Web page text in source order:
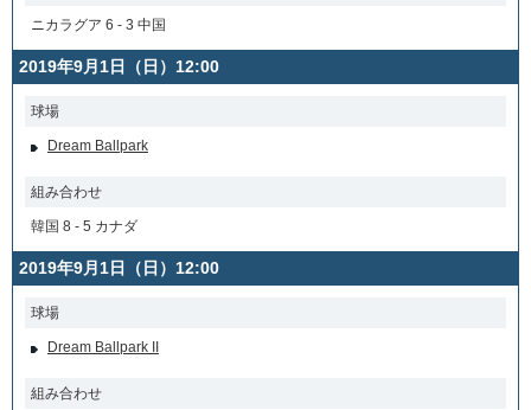
ニカラグア 6 - 3 中国
2019年9月1日（日）12:00
球場
Dream Ballpark
組み合わせ
韓国 8 - 5 カナダ
2019年9月1日（日）12:00
球場
Dream Ballpark II
組み合わせ